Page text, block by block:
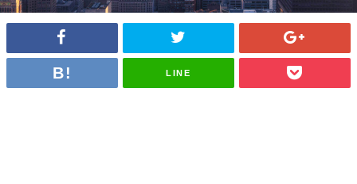
LINE